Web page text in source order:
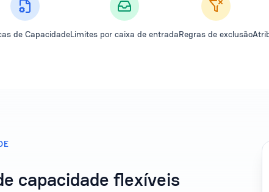
de CapacidadeLimites por caixa de entradaRegras de exclusão
capacidade flexíveis